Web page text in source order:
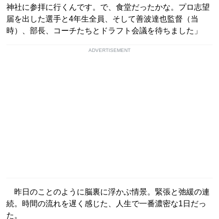
神社に参拝に行くんです。で、食堂だったかな。プロ志望
届を出した選手と4年生全員、そして善波達也監督（当
時）、部長、コーチたちとドラフト会議を待ちました」
ADVERTISEMENT
昨日のことのように脳裏に浮かぶ情景。緊張と弛緩の連
続。時間の流れを遅く感じた、人生で一番濃密な1日だっ
た。